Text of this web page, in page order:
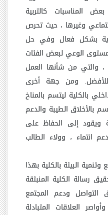
المناسبات كالتربية
وغيرها ، حيث تحرص
بشكل فعال وفي حل
الوعي لبعض الفئات
والتي من شأنها العمل
ومن جهة أخرى
بالكلية ليتسم بالمناخ
بالأخلاق الطيبة والدعم
ويقود إلى الحفاظ على
انتماء ، وولاء الطالب
البيئة بالكلية بهذا
رسالة الكلية المنبثقة
ودعم المجتمع
العلاقات المتبادلة